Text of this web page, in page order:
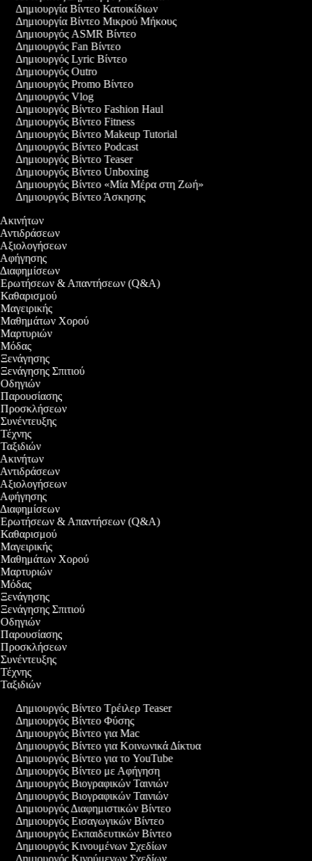
Δημιουργία Βίντεο Κατοικίδιων
Δημιουργία Βίντεο Μικρού Μήκους
Δημιουργός ASMR Βίντεο
Δημιουργός Fan Βίντεο
Δημιουργός Lyric Βίντεο
Δημιουργός Outro
Δημιουργός Promo Βίντεο
Δημιουργός Vlog
Δημιουργός Βίντεο Fashion Haul
Δημιουργός Βίντεο Fitness
Δημιουργός Βίντεο Makeup Tutorial
Δημιουργός Βίντεο Podcast
Δημιουργός Βίντεο Teaser
Δημιουργός Βίντεο Unboxing
Δημιουργός Βίντεο «Μία Μέρα στη Ζωή»
Δημιουργός Βίντεο Άσκησης
Ακινήτων
Αντιδράσεων
Αξιολογήσεων
Αφήγησης
Διαφημίσεων
Ερωτήσεων & Απαντήσεων (Q&A)
Καθαρισμού
Μαθημάτων Χορού
Μαρτυριών
Μόδας
Ξενάγησης
Σπιτιού
Οδηγιών
Παρουσίασης
Προσκλήσεων
Ακινήτων
Αντιδράσεων
Αξιολογήσεων
Αφήγησης
Διαφημίσεων
Ερωτήσεων & Απαντήσεων (Q&A)
Καθαρισμού
Μαθημάτων Χορού
Μαρτυριών
Μόδας
Ξενάγησης
Σπιτιού
Οδηγιών
Παρουσίασης
Προσκλήσεων
Δημιουργός Βίντεο Τρέιλερ Teaser
Δημιουργός Βίντεο Φύσης
Δημιουργός Βίντεο για Mac
Δημιουργός Βίντεο για Κοινωνικά Δίκτυα
Δημιουργός Βίντεο για το YouTube
Δημιουργός Βίντεο με Αφήγηση
Δημιουργός Βιογραφικών Ταινιών
Δημιουργός Βιογραφικών Ταινιών
Δημιουργός Διαφημιστικών Βίντεο
Δημιουργός Εισαγωγικών Βίντεο
Δημιουργός Εκπαιδευτικών Βίντεο
Δημιουργός Κινουμένων Σχεδίων